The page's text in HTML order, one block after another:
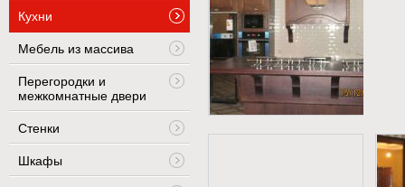
Кухни
Мебель из массива
Перегородки и
межкомнатные двери
Стенки
Шкафы